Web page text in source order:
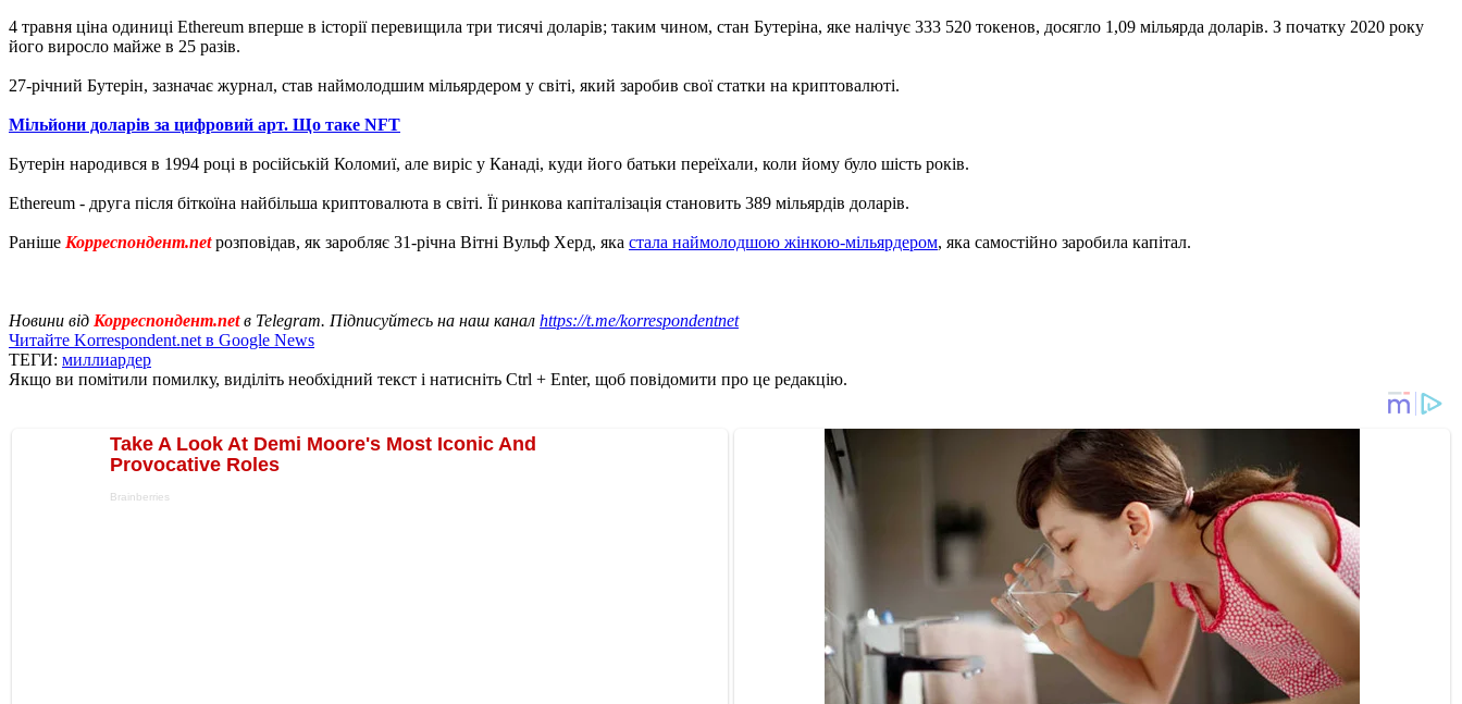
4 травня ціна одиниці Ethereum вперше в історії перевищила три тисячі доларів; таким чином, стан Бутеріна, яке налічує 333 520 токенов, досягло 1,09 мільярда доларів. З початку 2020 року
його виросло майже в 25 разів.
27-річний Бутерін, зазначає журнал, став наймолодшим мільярдером у світі, який заробив свої статки на криптовалюті.
Мільйони доларів за цифровий арт. Що таке NFT
Бутерін народився в 1994 році в російській Коломиї, але виріс у Канаді, куди його батьки переїхали, коли йому було шість років.
Ethereum - друга після біткоїна найбільша криптовалюта в світі. Її ринкова капіталізація становить 389 мільярдів доларів.
Раніше Корреспондент.netрозповідав, як заробляє 31-річна Вітні Вульф Херд, яка стала наймолодшою ​​жінкою-мільярдером, яка самостійно заробила капітал.
Новини від Корреспондент.netв Telegram. Підписуйтесь на наш канал https://t.me/korrespondentnet
Читайте Korrespondent.net в Google News
ТЕГИ: миллиардер
Якщо ви помітили помилку, виділіть необхідний текст і натисніть Ctrl + Enter, щоб повідомити про це редакцію.